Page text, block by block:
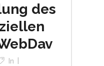
des
In